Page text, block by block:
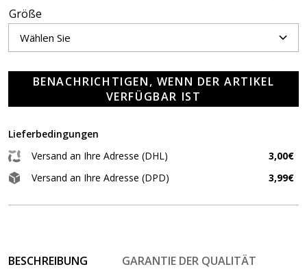
Größe
BENACHRICHTIGEN, WENN DER ARTIKEL
VERFÜGBAR IST
Lieferbedingungen
Versand an Ihre Adresse (DHL)
3,00€
Versand an Ihre Adresse (DPD)
3,99€
BESCHREIBUNG GARANTIE DER QUALITÄT